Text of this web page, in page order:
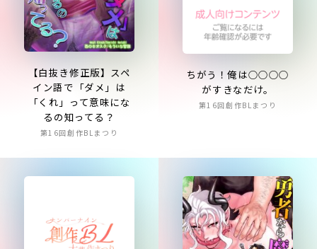
【白抜き修正版】スペ
イン語で「ダメ」は
「くれ」って意味にな
るの知ってる？
第16回創作BLまつり
ちがう！俺は○○○○
がすきなだけ。
第16回創作BLまつり